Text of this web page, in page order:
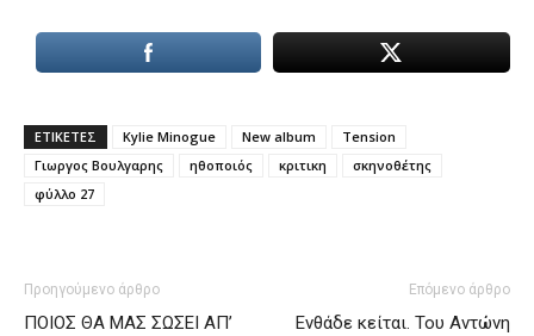
ΕΤΙΚΕΤΕΣ Kylie Minogue New album
Tension
Γιωργος Βουλγαρης
ηθοποιός κριτικη
σκηνοθέτης
φύλλο 27
Προηγούμενο άρθρο
ΠΟΙΟΣ ΘΑ ΜΑΣ ΣΩΣΕΙ ΑΠ’
Επόμενο άρθρο
Ενθάδε κείται. Του Αντώνη